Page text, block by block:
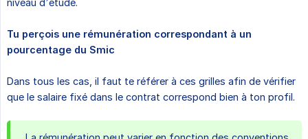
niveau d’étude.
Tu perçois une rémunération correspondant à un
pourcentage du Smic
Dans tous les cas, il faut te référer à ces grilles afin de vérifier
que le salaire fixé dans le contrat correspond bien à ton profil.